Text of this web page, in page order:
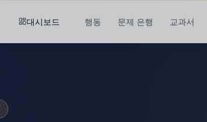
대시보드 행동 문제 은행 교과서